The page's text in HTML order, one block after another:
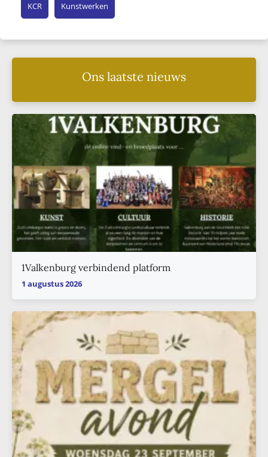
KCR Kunstwerken
Ons laatste nieuws
1Valkenburg verbindend platform
1 augustus 2026